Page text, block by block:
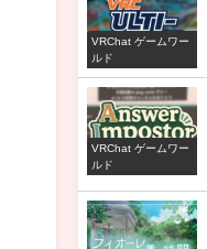
VRChat ゲームワー
ルド
VRChat ゲームワー
ルド